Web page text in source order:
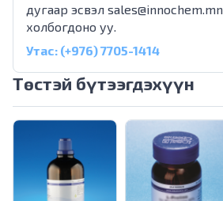
дугаар эсвэл sales@innochem.mn
холбогдоно уу.
Утас: (+976) 7705-1414
Төстэй бүтээгдэхүүн